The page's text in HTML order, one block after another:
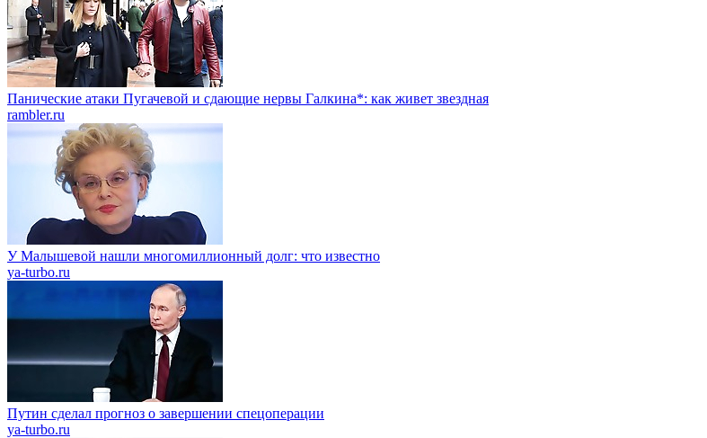
Панические атаки Пугачевой и сдающие нервы Галкина*: как живет звездная
rambler.ru
У Малышевой нашли многомиллионный долг: что известно
ya-turbo.ru
Путин сделал прогноз о завершении спецоперации
ya-turbo.ru